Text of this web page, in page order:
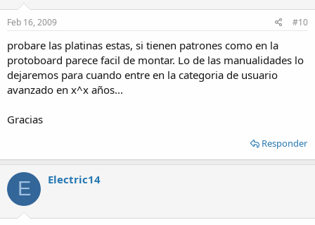
Feb 16, 2009 #10
probare las platinas estas, si tienen patrones como en la
protoboard parece facil de montar. Lo de las manualidades lo
dejaremos para cuando entre en la categoria de usuario
avanzado en x^x años...
Gracias
Responder
E Electric14